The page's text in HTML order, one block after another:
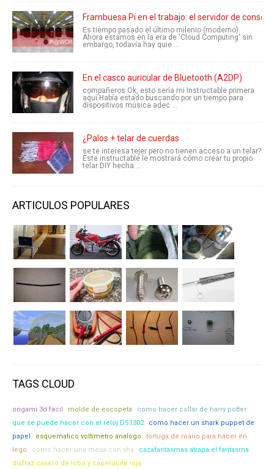
Frambuesa Pi en el trabajo: el servidor de
Es tiempo pasado el último milenio (moderno).
Ahora estamos en la era de 'Cloud Computing' sin
embargo, todavía hay quie ...
En el casco auricular de Bluetooth (A2DP)
compañeros Ok, esto sería mi Instructable primera
aquí.Había estado buscando por un tiempo para
dispositivos música adec ...
¿Palos + telar de cuerdas
se te interesa tejer pero no tienen acceso a un telar?
Este instructable le mostrará cómo crear tu propio
telar DIY hecha ...
ARTICULOS POPULARES
TAGS CLOUD
origami 3d facil molde de escopeta
como hacer collar de harry potter
que se puede hacer con el reloj DS1302
como hacer un shark puppet de
papel
esquematico voltimetro analogo
tortuga de mario para hacer en
lego
como hacer una mesa con vhs
cazafantasmas atrapa el fantasma
disfraz casero de lobo y caperucita roja